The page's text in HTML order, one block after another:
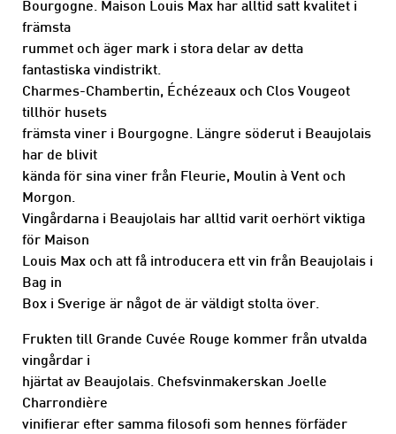
Bourgogne. Maison Louis Max har alltid satt kvalitet i
främsta
rummet och äger mark i stora delar av detta
fantastiska vindistrikt.
Charmes-Chambertin, Échézeaux och Clos Vougeot
tillhör husets
främsta viner i Bourgogne. Längre söderut i Beaujolais
har de blivit
kända för sina viner från Fleurie, Moulin à Vent och
Morgon.
Vingårdarna i Beaujolais har alltid varit oerhört viktiga
för Maison
Louis Max och att få introducera ett vin från Beaujolais i
Bag in
Box i Sverige är något de är väldigt stolta över.
Frukten till Grande Cuvée Rouge kommer från utvalda
vingårdar i
hjärtat av Beaujolais. Chefsvinmakerskan Joelle
Charrondière
vinifierar efter samma filosofi som hennes förfäder